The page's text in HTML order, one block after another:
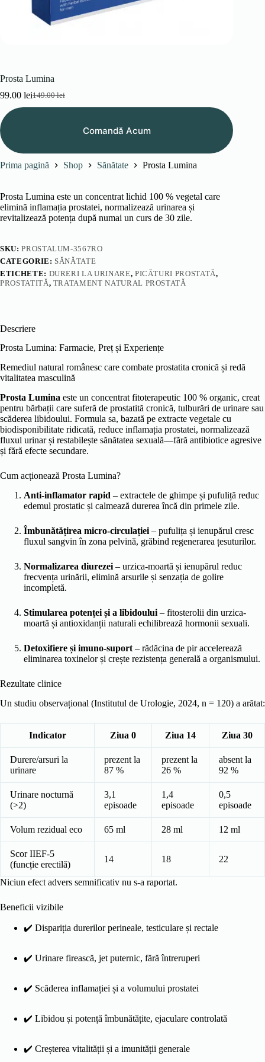
Prosta Lumina
149.00lei
Prețul
inițial
99.00 leiPrețul
curent
Comandă Acum
Prima pagină Shop Sănătate Prosta Lumina
Prosta Lumina este un concentrat lichid 100 % vegetal care
elimină inflamația prostatei, normalizează urinarea și
revitalizează potența după numai un curs de 30 zile.
SKU:PROSTALUM-3567RO
CATEGORIE: SĂNĂTATE
ETICHETE: DURERI LA URINARE, PICĂTURI PROSTATĂ,
PROSTATITĂ, TRATAMENT NATURAL PROSTATĂ
Descriere
Prosta Lumina: Farmacie, Preț și Experiențe
Remediul natural românesc care combate prostatita cronică și redă
vitalitatea masculină
Prosta Lumina este un concentrat fitoterapeutic 100 % organic, creat
pentru bărbații care suferă de prostatită cronică, tulburări de urinare sau
scăderea libidoului. Formula sa, bazată pe extracte vegetale cu
biodisponibilitate ridicată, reduce inflamația prostatei, normalizează
fluxul urinar și restabilește sănătatea sexuală—fără antibiotice agresive
și fără efecte secundare.
Cum acționează Prosta Lumina?
Anti-inflamator rapid – extractele de ghimpe și pufuliță reduc
edemul prostatic și calmează durerea încă din primele zile.
Îmbunătățirea micro-circulației – pufulița și ienupărul cresc
fluxul sangvin în zona pelvină, grăbind regenerarea țesuturilor.
Normalizarea diurezei – urzica-moartă și ienupărul reduc
frecvența urinării, elimină arsurile și senzația de golire
incompletă.
Stimularea potenței și a libidoului – fitosterolii din urzica-
moartă și antioxidanții naturali echilibrează hormonii sexuali.
Detoxifiere și imuno-suport – rădăcina de pir accelerează
eliminarea toxinelor și crește rezistența generală a organismului.
Rezultate clinice
Un studiu observațional (Institutul de Urologie, 2024, n = 120) a arătat:
Indicator Ziua 0 Ziua 14 Ziua 30
Durere/arsuri la
urinare
prezent la
87 %
prezent la
26 %
absent la
92 %
Urinare nocturnă
(>2)
3,1
episoade
1,4
episoade
0,5
episoade
Volum rezidual eco 65 ml 28 ml 12 ml
Scor IIEF-5
(funcție erectilă)
14 18 22
Niciun efect advers semnificativ nu s-a raportat.
Beneficii vizibile
✔️ Dispariția durerilor perineale, testiculare și rectale
✔️ Urinare firească, jet puternic, fără întreruperi
✔️ Scăderea inflamației și a volumului prostatei
✔️ Libidou și potență îmbunătățite, ejaculare controlată
✔️ Creșterea vitalității și a imunității generale